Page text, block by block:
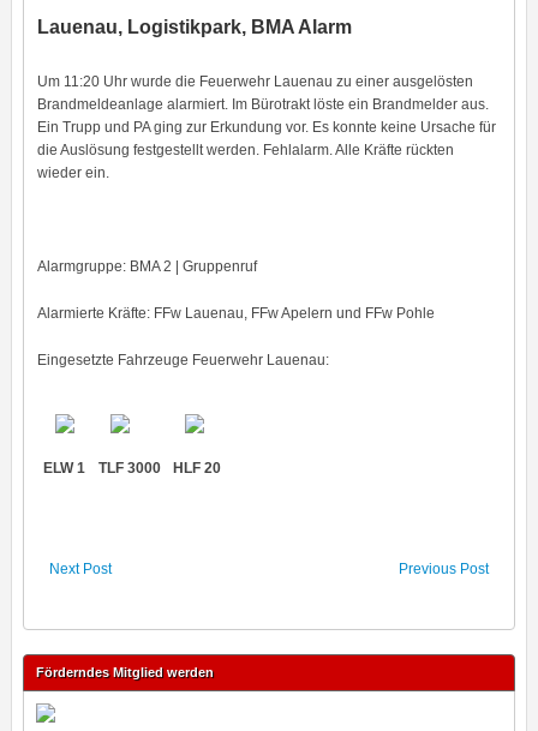
Lauenau, Logistikpark, BMA Alarm
Um 11:20 Uhr wurde die Feuerwehr Lauenau zu einer ausgelösten
Brandmeldeanlage alarmiert. Im Bürotrakt löste ein Brandmelder aus.
Ein Trupp und PA ging zur Erkundung vor. Es konnte keine Ursache für
die Auslösung festgestellt werden. Fehlalarm. Alle Kräfte rückten
wieder ein.
Alarmgruppe: BMA 2 | Gruppenruf
Alarmierte Kräfte: FFw Lauenau, FFw Apelern und FFw Pohle
Eingesetzte Fahrzeuge Feuerwehr Lauenau:
ELW 1 TLF 3000 HLF 20
Next Post Previous Post
Förderndes Mitglied werden